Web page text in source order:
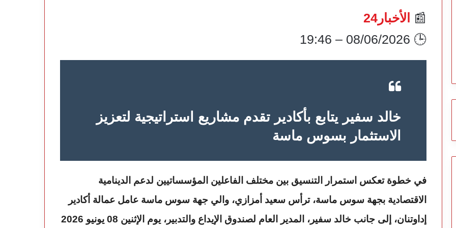
📰
الأخبار24
🕒 08/06/2026 – 19:46
خالد سفير يتابع بأكادير تقدم مشاريع استراتيجية لتعزيز
الاستثمار بسوس ماسة
في خطوة تعكس استمرار التنسيق بين مختلف الفاعلين المؤسساتيين لدعم الدينامية
الاقتصادية بجهة سوس ماسة، ترأس سعيد أمزازي، والي جهة سوس ماسة عامل عمالة أكادير
إداوتنان، إلى جانب خالد سفير، المدير العام لصندوق الإيداع والتدبير، يوم الإثنين 08 يونيو 2026